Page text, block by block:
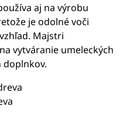
aj na výrobu
je odolné voči
Majstri
vytváranie umeleckých
doplnkov.